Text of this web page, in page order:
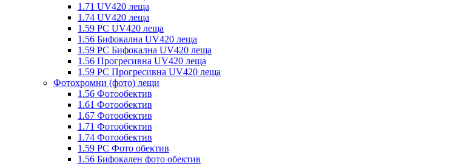
1.71 UV420 леща
1.74 UV420 леща
1.59 PC UV420 леща
1.56 Бифокална UV420 леща
1.59 PC Бифокална UV420 леща
1.56 Прогресивна UV420 леща
1.59 PC Прогресивна UV420 леща
Фотохромни (фото) лещи
1.56 Фотообектив
1.61 Фотообектив
1.67 Фотообектив
1.71 Фотообектив
1.74 Фотообектив
1.59 PC Фото обектив
1.56 Бифокален фото обектив